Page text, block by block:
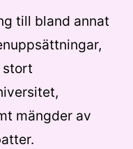
till bland annat
stort
mängder av